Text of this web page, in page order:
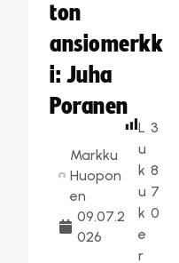
ton
ansiomerkk
i: Juha
Poranen
Markku
Huopon
en
09.07.2
026
L
u
k
u
k
e
r
3
8
7
0